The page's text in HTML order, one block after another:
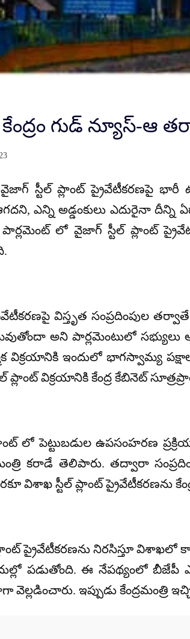
గుడ్ న్యూస్-ఆ
స్టీల్ ప్లాంట్ ప్రైవేటీకరణపై భారీ
ఎన్ని అడ్డంకులు ఎదురైనా
లో వైజాగ్ స్టీల్ ప్లాంట్
విస్తృత సంప్రదింపుల
అని పార్లమెంటులో
విక్రయానికి ఇందులో భాగస్వామ్య
విక్రయానికి కేంద్ర కేబినెట్
లో పెట్టుబడుల ఉపసంహరణ ప్రక్రియను
కరాడే తెలిపారు. తద్వారా
విశాఖ స్టీల్ ప్లాంట్ ప్రైవేటీకరణను
ప్రైవేటీకరణను నిరసిస్తూ విశాఖలో
పడుతోంది. ఈ నేపథ్యంలో
వెల్లడించారు. ఇప్పుడు